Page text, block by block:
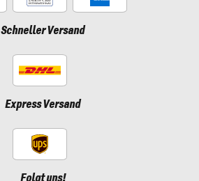
Schneller Versand
Express Versand
Folgt uns!